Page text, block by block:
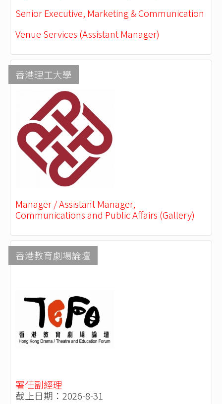
Senior Executive, Marketing & Communication
Venue Services (Assistant Manager)
香港理工大學
Manager / Assistant Manager,
Communications and Public Affairs (Gallery)
香港教育劇場論壇
署任副經理
截止日期：2026-8-31